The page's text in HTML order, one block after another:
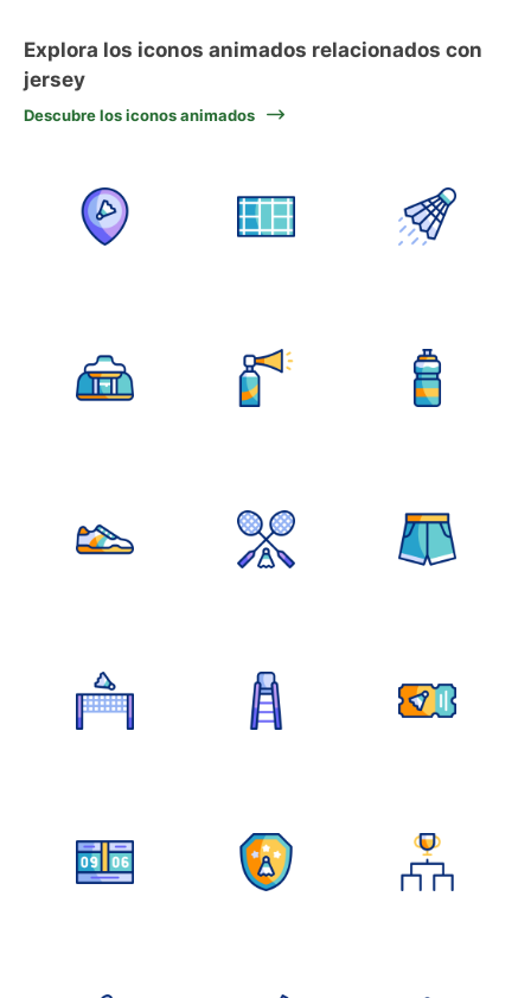
Explora los iconos animados relacionados con
jersey
Descubre los iconos animados